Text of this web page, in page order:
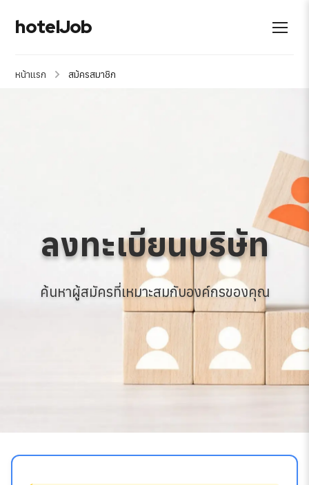
hotelJob
หน้าแรก สม้ครสมาชิก
ลงทะเบียนบริษัท
ค้นหาผู้สมัครที่เหมาะสมกับองค์กรของคุณ